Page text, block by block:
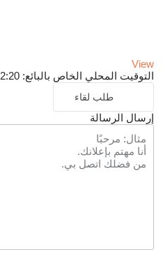
View
التوقيت المحلي الخاص بالبائع: 22:20 (CEST)
طلب لقاء
إرسال الرسالة